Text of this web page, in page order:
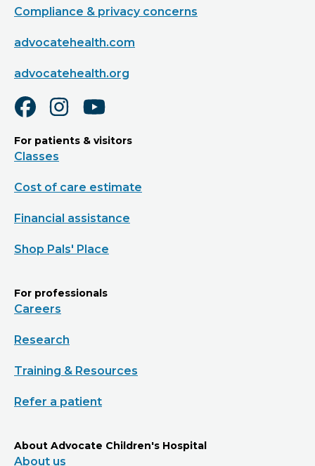
Compliance & privacy concerns
advocatehealth.com
advocatehealth.org
For patients & visitors
Classes
Cost of care estimate
Financial assistance
Shop Pals' Place
For professionals
Careers
Research
Training & Resources
Refer a patient
About Advocate Children's Hospital
About us